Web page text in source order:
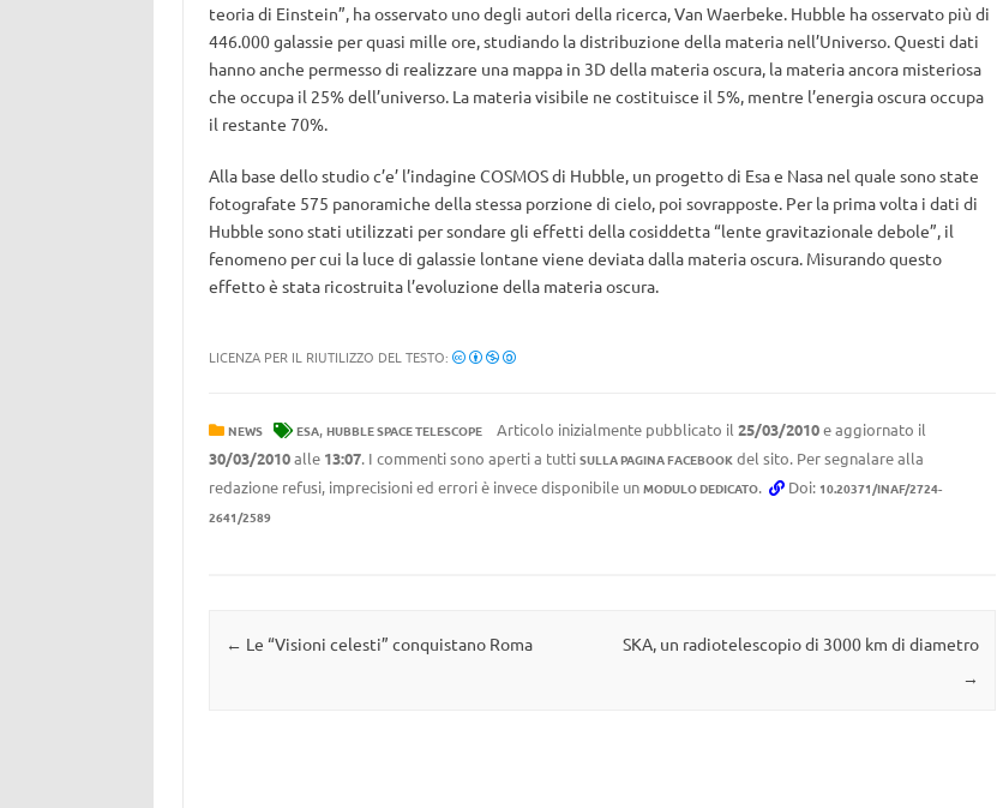
teoria di Einstein”, ha osservato uno degli autori della ricerca, Van Waerbeke. Hubble ha osservato più di
446.000 galassie per quasi mille ore, studiando la distribuzione della materia nell’Universo. Questi dati
hanno anche permesso di realizzare una mappa in 3D della materia oscura, la materia ancora misteriosa
che occupa il 25% dell’universo. La materia visibile ne costituisce il 5%, mentre l’energia oscura occupa
il restante 70%.
Alla base dello studio c’e’ l’indagine COSMOS di Hubble, un progetto di Esa e Nasa nel quale sono state
fotografate 575 panoramiche della stessa porzione di cielo, poi sovrapposte. Per la prima volta i dati di
Hubble sono stati utilizzati per sondare gli effetti della cosiddetta “lente gravitazionale debole”, il
fenomeno per cui la luce di galassie lontane viene deviata dalla materia oscura. Misurando questo
effetto è stata ricostruita l’evoluzione della materia oscura.
LICENZA PER IL RIUTILIZZO DEL TESTO:
NEWS ESA, HUBBLE SPACE TELESCOPE Articolo inizialmente pubblicato il 25/03/2010e aggiornato il
30/03/2010alle 13:07. I commenti sono aperti a tutti SULLA PAGINA FACEBOOKdel sito. Per segnalare alla
redazione refusi, imprecisioni ed errori è invece disponibile un MODULO DEDICATO. Doi: 10.20371/INAF/2724-
2641/2589
Navigazione articolo
← Le “Visioni celesti” conquistano Roma
SKA, un radiotelescopio di 3000 km di diametro
→